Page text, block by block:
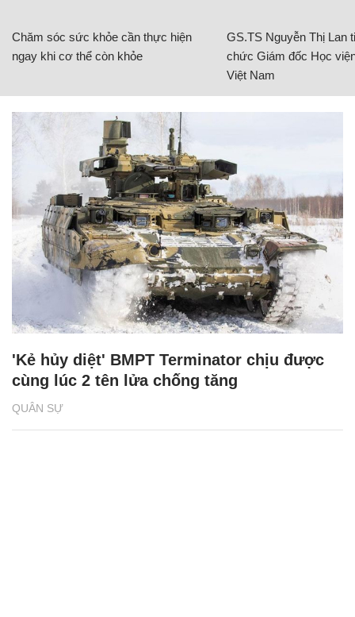
Chăm sóc sức khỏe cần thực hiện
ngay khi cơ thể còn khỏe
GS.TS Nguyễn Thị Lan
chức Giám đốc Học
Việt Nam
QUÂN SỰ
'Kẻ hủy diệt' BMPT Terminator chịu được
cùng lúc 2 tên lửa chống tăng